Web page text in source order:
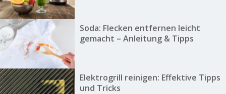
Soda: Flecken entfernen leicht
gemacht – Anleitung & Tipps
Elektrogrill reinigen: Effektive Tipps
und Tricks